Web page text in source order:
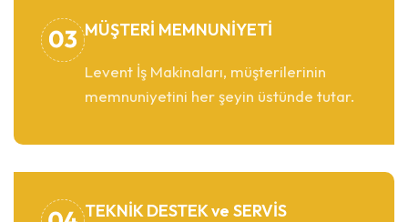
MÜŞTERİ MEMNUNİYETİ
Levent İş Makinaları, müşterilerinin
memnuniyetini her şeyin üstünde tutar.
TEKNİK DESTEK ve SERVİS